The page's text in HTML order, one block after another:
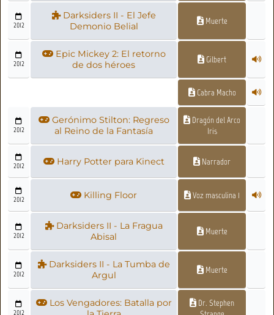
2012
Darksiders II - El Jefe
Demonio Belial
Muerte
2012
Epic Mickey 2: El retorno
de dos héroes
Gilbert
Cabra Macho
2012
Gerónimo Stilton: Regreso
al Reino de la Fantasía
Dragón del Arco
Iris
2012 Harry Potter para Kinect Narrador
2012 Killing Floor Voz masculina 1
2012
Darksiders II - La Fragua
Abisal
Muerte
2012
Darksiders II - La Tumba de
Argul
Muerte
2012
Los Vengadores: Batalla por
Dr. Stephen